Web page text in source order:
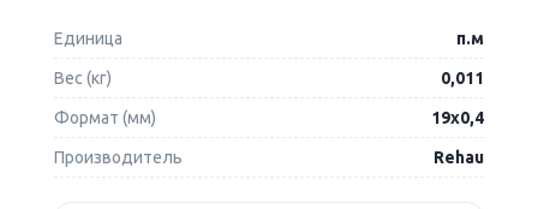
Единица п.м
Вес (кг) 0,011
Формат (мм) 19х0,4
Производитель Rehau